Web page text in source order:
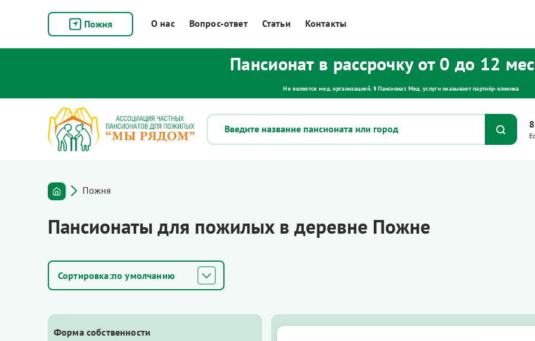
Пожня О нас Вопрос-ответ Статьи Контакты
Пансионат в рассрочку от 0 до 12
Не является мед. организацией. ⚕ Пансионат. Мед. услуги оказывает партнёр‑клиника
Пожня
Пансионаты для пожилых в деревне Пожне
по умолчанию
Форма собственности